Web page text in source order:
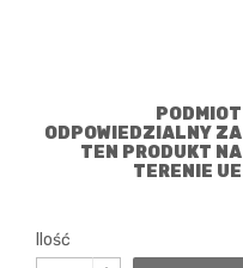
PODMIOT
ODPOWIEDZIALNY ZA
TEN PRODUKT NA
TERENIE UE
Ilość